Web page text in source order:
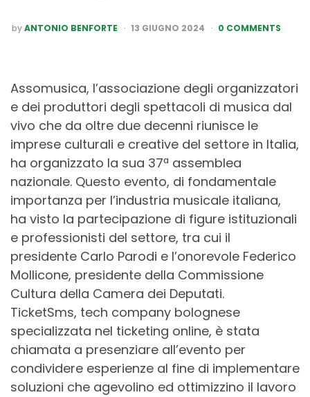
POSTED
BY
byANTONIO BENFORTE 13 GIUGNO 2024 0 COMMENTS
Assomusica, l’associazione degli organizzatori
e dei produttori degli spettacoli di musica dal
vivo che da oltre due decenni riunisce le
imprese culturali e creative del settore in Italia,
ha organizzato la sua 37ª assemblea
nazionale. Questo evento, di fondamentale
importanza per l’industria musicale italiana,
ha visto la partecipazione di figure istituzionali
e professionisti del settore, tra cui il
presidente Carlo Parodi e l’onorevole Federico
Mollicone, presidente della Commissione
Cultura della Camera dei Deputati.
TicketSms, tech company bolognese
specializzata nel ticketing online, è stata
chiamata a presenziare all’evento per
condividere esperienze al fine di implementare
soluzioni che agevolino ed ottimizzino il lavoro